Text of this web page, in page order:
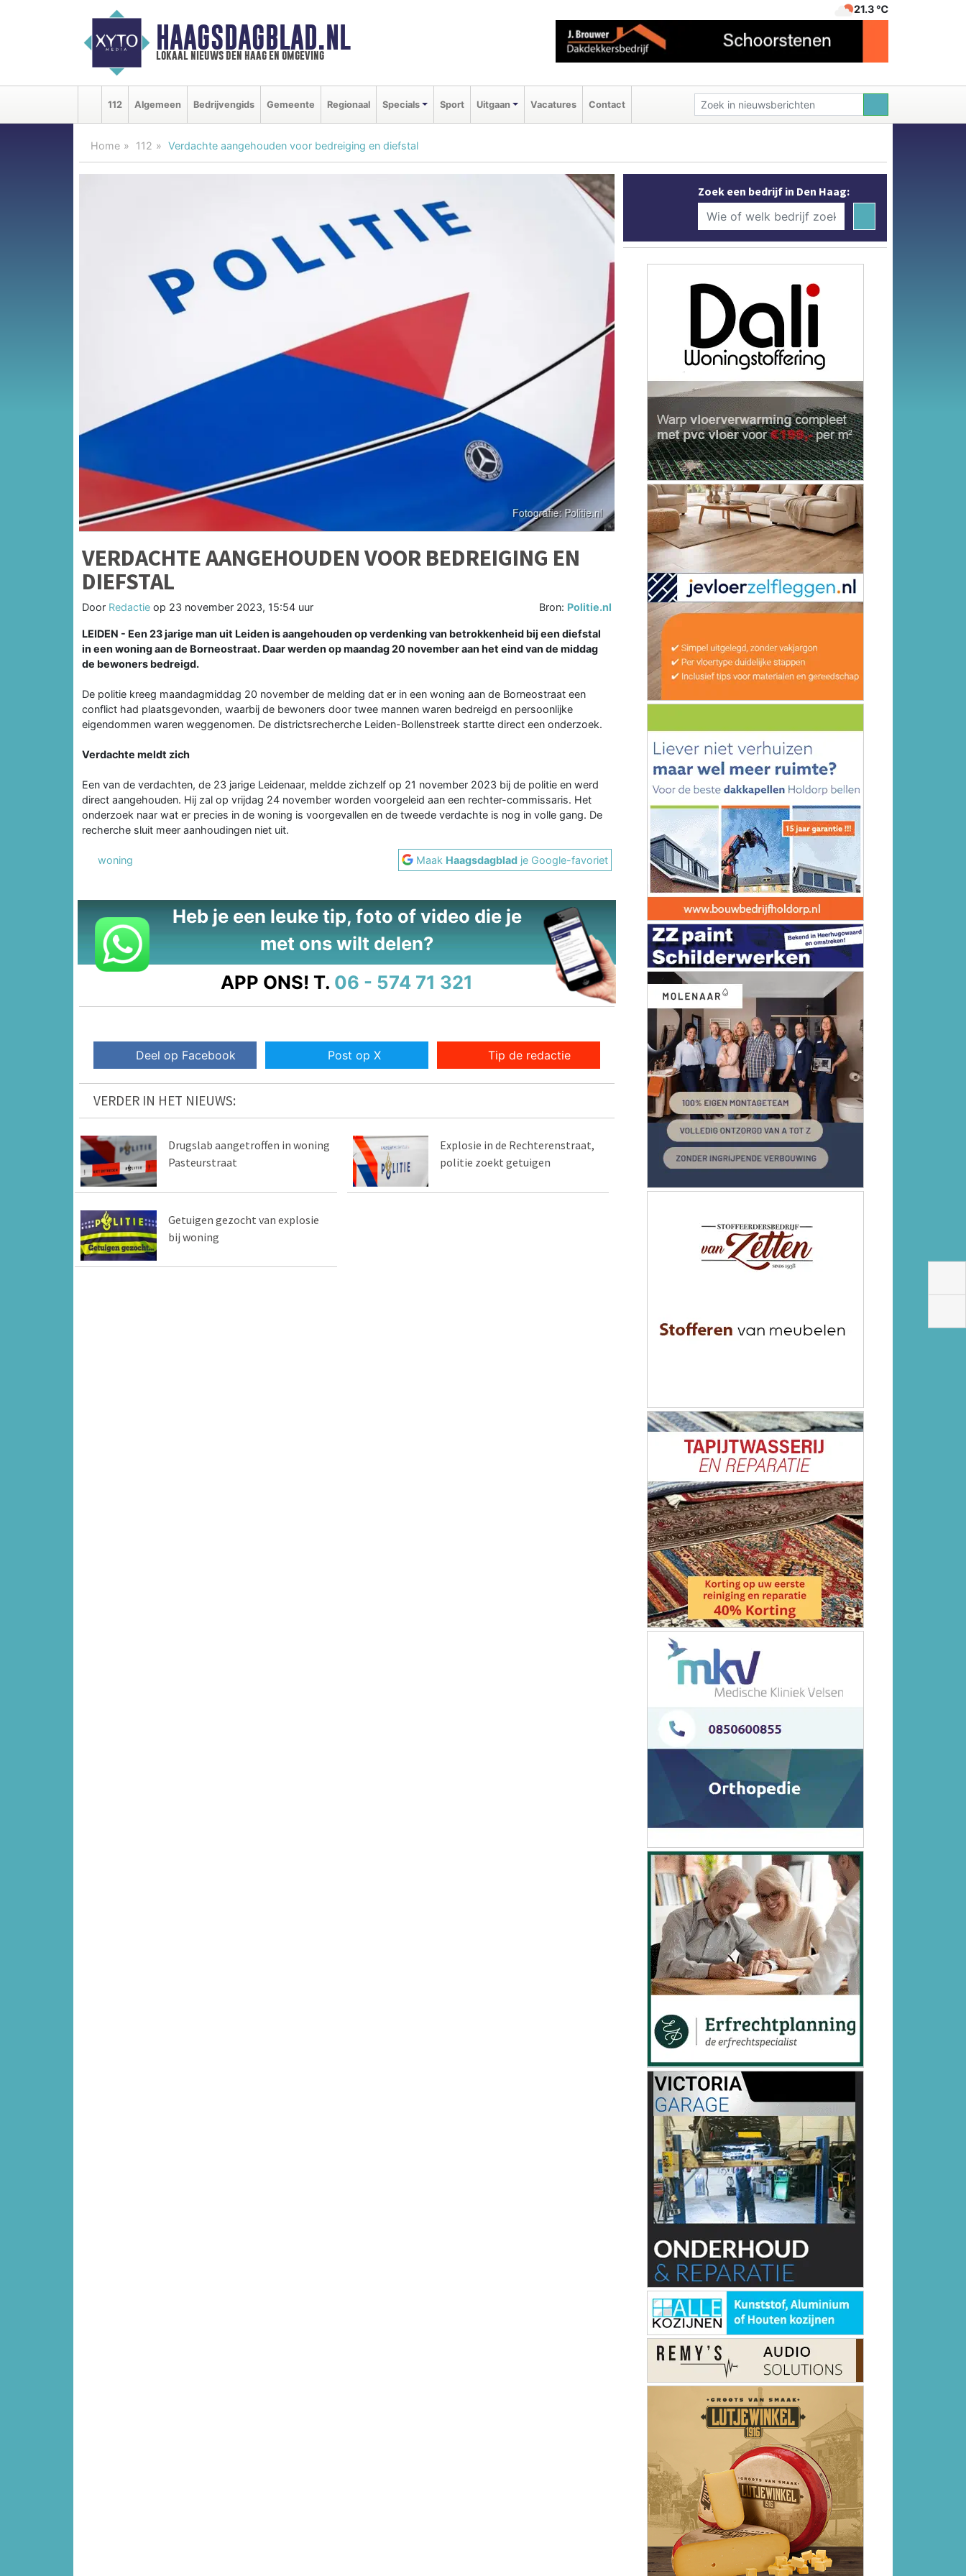
HAAGSDAGBLAD.NL
lokaal nieuws den haag en omgeving
21.3 ℃
112 Algemeen Bedrijvengids Gemeente Regionaal Specials Sport Uitgaan Vacatures Contact
Home 112 Verdachte aangehouden voor bedreiging en diefstal
VERDACHTE AANGEHOUDEN VOOR BEDREIGING EN
DIEFSTAL
Door Redactie op 23 november 2023, 15:54 uur Bron: Politie.nl
LEIDEN - Een 23 jarige man uit Leiden is aangehouden op verdenking van betrokkenheid bij een diefstal
in een woning aan de Borneostraat. Daar werden op maandag 20 november aan het eind van de middag
de bewoners bedreigd.
De politie kreeg maandagmiddag 20 november de melding dat er in een woning aan de Borneostraat een
conflict had plaatsgevonden, waarbij de bewoners door twee mannen waren bedreigd en persoonlijke
eigendommen waren weggenomen. De districtsrecherche Leiden-Bollenstreek startte direct een onderzoek.
Verdachte meldt zich
Een van de verdachten, de 23 jarige Leidenaar, meldde zichzelf op 21 november 2023 bij de politie en werd
direct aangehouden. Hij zal op vrijdag 24 november worden voorgeleid aan een rechter-commissaris. Het
onderzoek naar wat er precies in de woning is voorgevallen en de tweede verdachte is nog in volle gang. De
recherche sluit meer aanhoudingen niet uit.
woning Maak Haagsdagblad je Google-favoriet
Heb je een leuke tip, foto of video die je
met ons wilt delen?
APP ONS! T. 06 - 574 71 321
Deel op Facebook Post op X Tip de redactie
VERDER IN HET NIEUWS:
Drugslab aangetroffen in woning
Pasteurstraat
Explosie in de Rechterenstraat,
politie zoekt getuigen
Getuigen gezocht van explosie
bij woning
Zoek een bedrijf in Den Haag: